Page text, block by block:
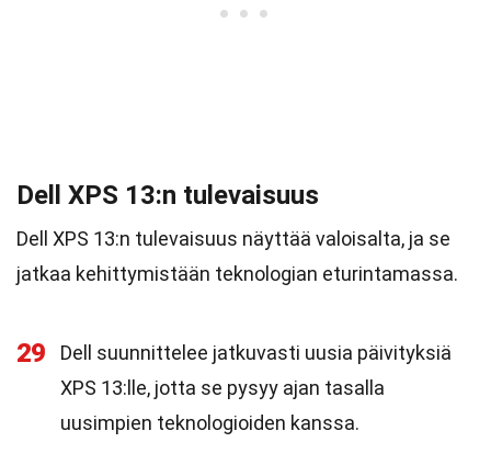
Dell XPS 13:n tulevaisuus
Dell XPS 13:n tulevaisuus näyttää valoisalta, ja se
jatkaa kehittymistään teknologian eturintamassa.
29
Dell suunnittelee jatkuvasti uusia päivityksiä
XPS 13:lle, jotta se pysyy ajan tasalla
uusimpien teknologioiden kanssa.